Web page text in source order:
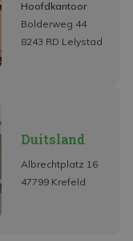
Hoofdkantoor
Bolderweg 44
8243 RD Lelystad
Duitsland
Albrechtplatz 16
47799 Krefeld